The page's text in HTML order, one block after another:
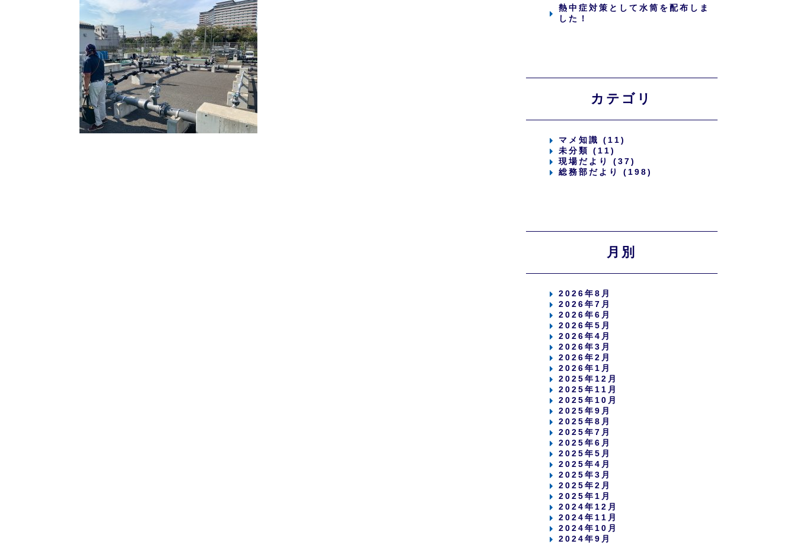
熱中症対策として水筒を配布しま
した！
カテゴリ
マメ知識 (11)
未分類 (11)
現場だより (37)
総務部だより (198)
月別
2026年8月
2026年7月
2026年6月
2026年5月
2026年4月
2026年3月
2026年2月
2026年1月
2025年12月
2025年11月
2025年10月
2025年9月
2025年8月
2025年7月
2025年6月
2025年5月
2025年4月
2025年3月
2025年2月
2025年1月
2024年12月
2024年11月
2024年10月
2024年9月